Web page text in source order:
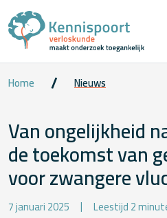
Home Nieuws
Van ongelijkheid
de toekomst van
voor zwangere
7 januari 2025 Leestijd 2